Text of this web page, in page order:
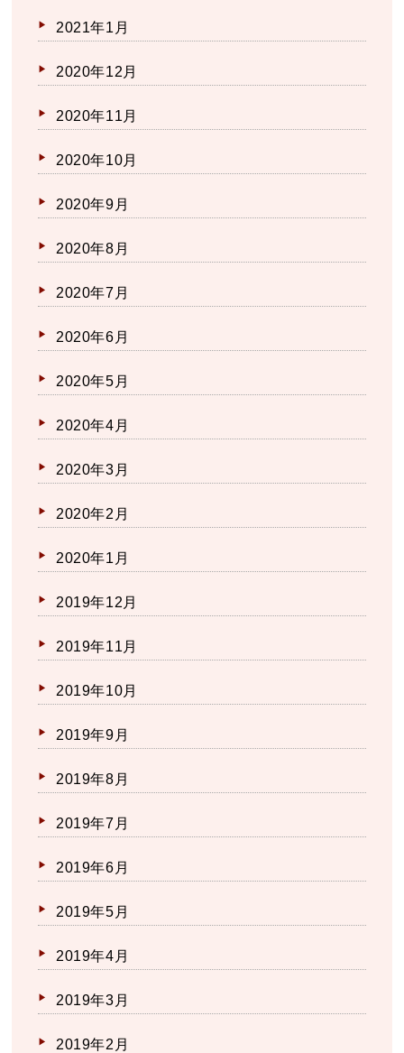
2021年1月
2020年12月
2020年11月
2020年10月
2020年9月
2020年8月
2020年7月
2020年6月
2020年5月
2020年4月
2020年3月
2020年2月
2020年1月
2019年12月
2019年11月
2019年10月
2019年9月
2019年8月
2019年7月
2019年6月
2019年5月
2019年4月
2019年3月
2019年2月